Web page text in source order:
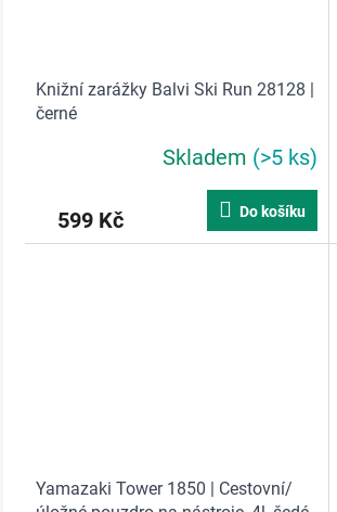
Knižní zarážky Balvi Ski Run 28128 |
černé
Skladem (>5 ks)
599 Kč Do košíku
Yamazaki Tower 1850 | Cestovní/